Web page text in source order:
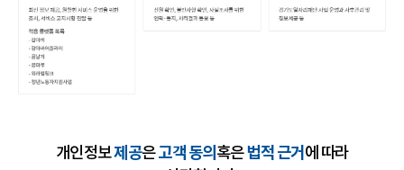
개인정보제공은고객 동의혹은법적 근거에 따라